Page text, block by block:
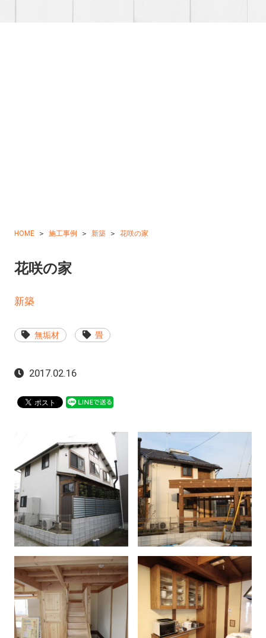
HOME 施工事例 新築 花咲の家
花咲の家
新築
無垢材 畳
2017.02.16